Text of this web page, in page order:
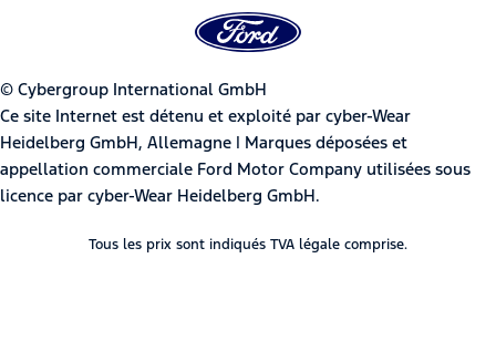
© Cybergroup International GmbH
Ce site Internet est détenu et exploité par cyber-Wear
Heidelberg GmbH, Allemagne | Marques déposées et
appellation commerciale Ford Motor Company utilisées sous
licence par cyber-Wear Heidelberg GmbH.
Tous les prix sont indiqués TVA légale comprise.